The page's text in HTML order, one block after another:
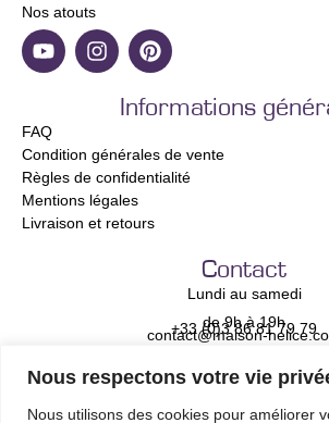
Nous respectons votre vie
Nous utilisons des cookies pour améliorer
Nos atouts
Informations
FAQ
Condition générales de vente
Règles de confidentialité
Mentions légales
Livraison et retours
Contact
Lundi au samedi
de 9h à 19h
+33 (0)3 86 81 79 79
contact@maison-
Newsletter